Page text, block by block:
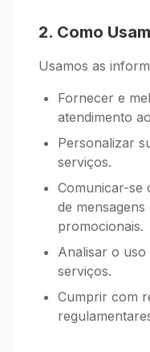
2. Como
Usamos as
Fornecer e
atendimento
Personalizar
serviços.
Comunicar-se
de
promocionais.
Analisar o uso
serviços.
Cumprir com